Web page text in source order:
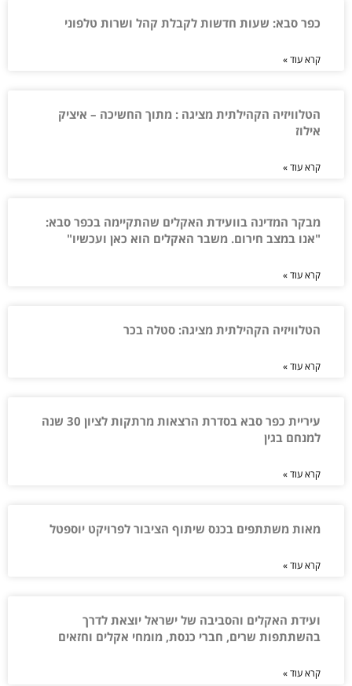
כפר סבא: שעות חדשות לקבלת קהל ושרות טלפוני
קרא עוד »
הטלוויזיה הקהילתית מציגה : מתוך החשיכה – איציק
אילוז
קרא עוד »
מבקר המדינה בוועידת האקלים שהתקיימה בכפר סבא:
"אנו במצב חירום. משבר האקלים הוא כאן ועכשיו"
קרא עוד »
הטלוויזיה הקהילתית מציגה: סטלה בכר
קרא עוד »
עיריית כפר סבא בסדרת הרצאות מרתקות לציון 30 שנה
למנחם בגין
קרא עוד »
מאות משתתפים בכנס שיתוף הציבור לפרויקט יוספטל
קרא עוד »
ועידת האקלים והסביבה של ישראל יוצאת לדרך
בהשתתפות שרים, חברי כנסת, מומחי אקלים וחזאים
קרא עוד »